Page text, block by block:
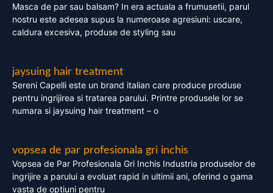
Masca de par sau balsam? In era actuala a frumusetii, parul
nostru este adesea supus la numeroase agresiuni: uscare,
caldura excesiva, produse de styling sau
jaysuing hair treatment
Sereni Capelli este un brand italian care produce produse
pentru ingrijirea si tratarea parului. Printre produsele lor se
numara si jaysuing hair treatment – o
vopsea de par profesionala gri inchis
Vopsea de Par Profesionala Gri Inchis Industria produselor de
ingrijire a parului a evoluat rapid in ultimii ani, oferind o gama
vasta de optiuni pentru